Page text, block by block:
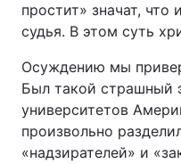
простит» значат, что
судья. В этом суть
Осуждению мы
Был такой страшный
университетов
произвольно
«надзирателей» и